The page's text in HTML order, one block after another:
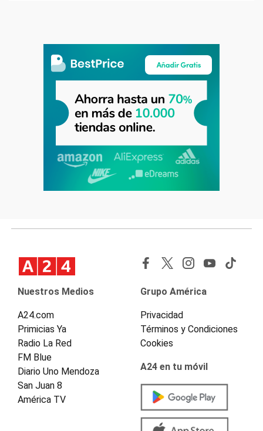
Nuestros Medios
A24.com
Primicias Ya
Radio La Red
FM Blue
Diario Uno Mendoza
San Juan 8
América TV
Grupo América
Privacidad
Términos y Condiciones
Cookies
A24 en tu móvil